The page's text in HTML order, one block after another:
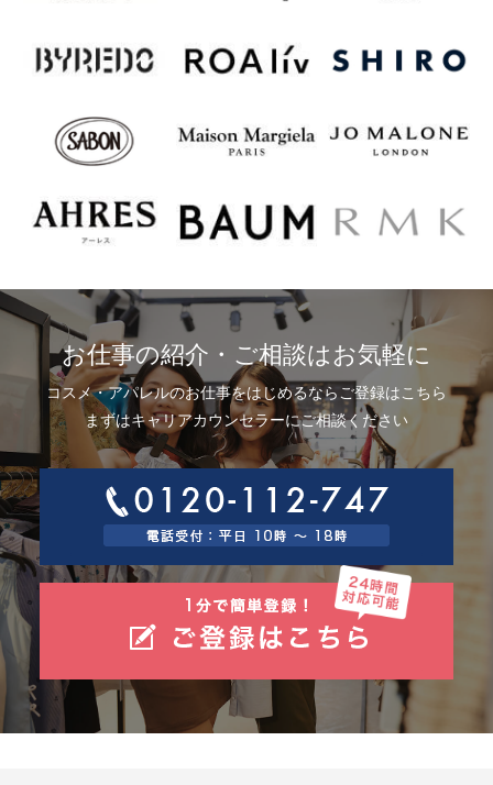
お仕事の紹介・ご相談はお気軽に
コスメ・アパレルのお仕事をはじめるならご登録はこちら
まずはキャリアカウンセラーにご相談ください